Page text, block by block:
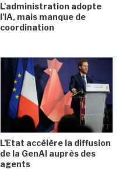
L'administration adopte
l'IA, mais manque de
coordination
L'Etat accélère la diffusion
de la GenAI auprès des
agents